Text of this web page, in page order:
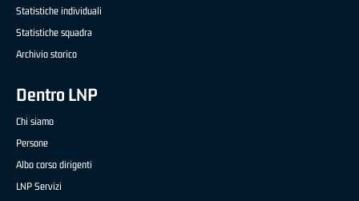
Statistiche individuali
Statistiche squadra
Archivio storico
Dentro LNP
Chi siamo
Persone
Albo corso dirigenti
LNP Servizi